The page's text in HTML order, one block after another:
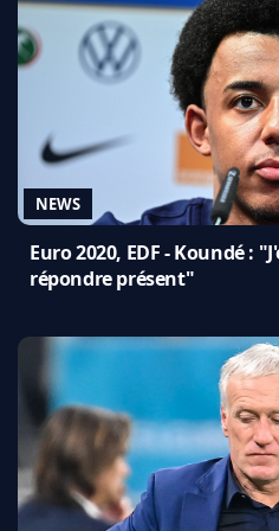
NEWS
Euro 2020, EDF - Koundé :
répondre présent"